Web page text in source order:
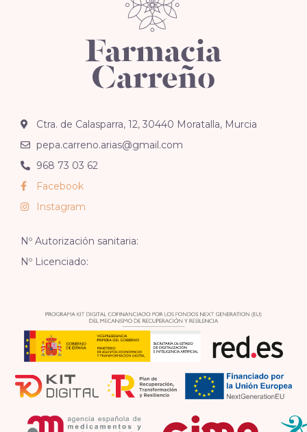
Ctra. de Calasparra, 12, 30440 Moratalla, Murcia
pepa.carreno.arias@gmail.com
968 73 03 62
Facebook
Instagram
Nº Autorización sanitaria:
Nº Licenciado: